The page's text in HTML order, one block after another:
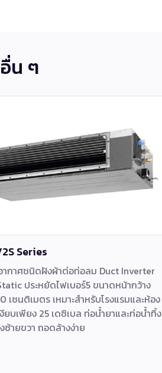
น ๆ
Series
ากาศชนิดฝังผ้าต่อท่อลม Duct Inverter
ประหยัดไฟเบอร์5 ขนาดหน้ากว้าง
เซนติเมตร เหมาะสำหรับโรงแรมและห้อง
ยบเพียง 25 เดซิเบล ท่อน้ำยาและท่อน้ำทิ้ง
ซ้ายขวา ถอดล้างง่าย